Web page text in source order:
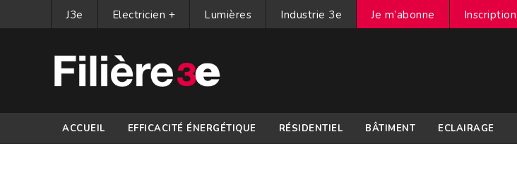
J3e Electricien + Lumières Industrie 3e Je m’abonne Inscription
ACCUEIL EFFICACITÉ ÉNERGÉTIQUE RÉSIDENTIEL BÂTIMENT ECLAIRAGE